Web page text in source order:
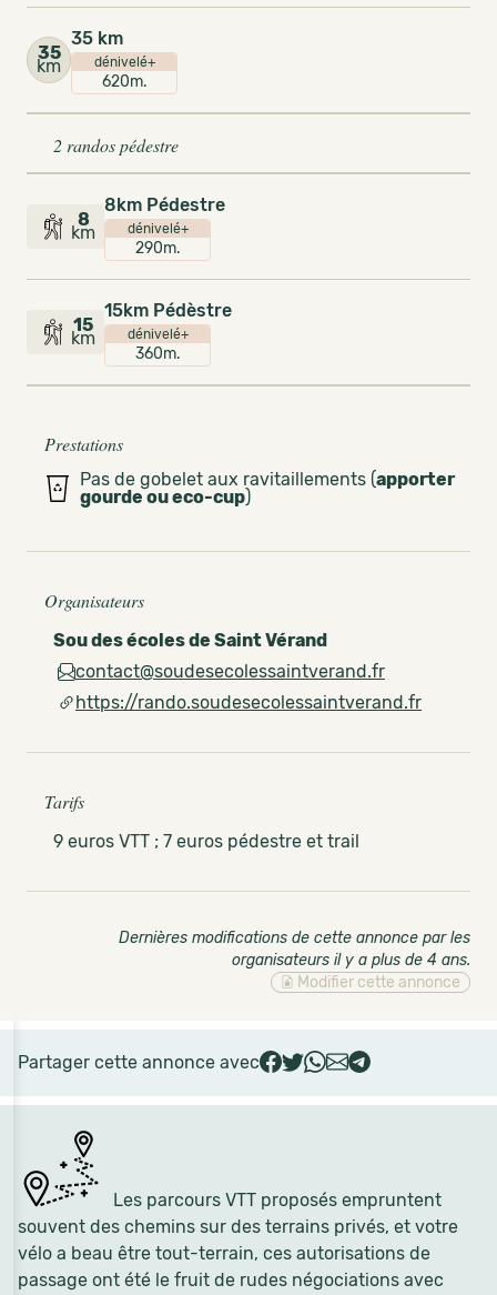
Les parcours VTT proposés empruntent
souvent des chemins sur des terrains privés, et votre
vélo a beau être tout-terrain, ces autorisations de
passage ont été le fruit de rudes négociations avec
35
km
35 km
dénivelé+
620m.
2 randos pédestre
8
km
8km Pédestre
dénivelé+
290m.
15
km
15km Pédèstre
dénivelé+
360m.
Prestations
Pas de gobelet aux ravitaillements (apporter
gourde ou eco-cup)
Organisateurs
Sou des écoles de Saint Vérand
contact@soudesecolessaintverand.fr
https://rando.soudesecolessaintverand.fr
Tarifs
9 euros VTT ; 7 euros pédestre et trail
Dernières modifications de cette annonce par les
organisateurs il y a plus de 4 ans.
Modifier cette annonce
Partager cette annonce avec